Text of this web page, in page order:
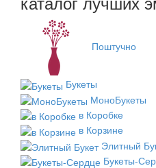
Поштучно
Букеты
МоноБукеты
в Коробке
в Корзине
Элитный
Букеты-